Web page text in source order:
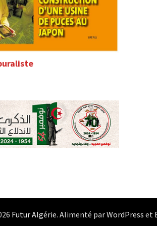
Futur Algérie. Alimenté parWordPress et